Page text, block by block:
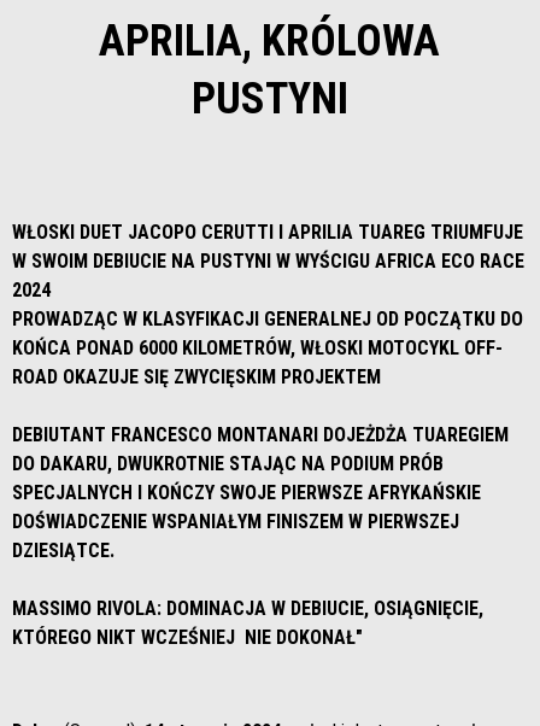
APRILIA, KRÓLOWA
PUSTYNI
WŁOSKI DUET JACOPO CERUTTI I APRILIA TUAREG TRIUMFUJE
W SWOIM DEBIUCIE NA PUSTYNI W WYŚCIGU AFRICA ECO RACE
2024
PROWADZĄC W KLASYFIKACJI GENERALNEJ OD POCZĄTKU DO
KOŃCA PONAD 6000 KILOMETRÓW, WŁOSKI MOTOCYKL OFF-
ROAD OKAZUJE SIĘ ZWYCIĘSKIM PROJEKTEM
DEBIUTANT FRANCESCO MONTANARI DOJEŻDŻA TUAREGIEM
DO DAKARU, DWUKROTNIE STAJĄC NA PODIUM PRÓB
SPECJALNYCH I KOŃCZY SWOJE PIERWSZE AFRYKAŃSKIE
DOŚWIADCZENIE WSPANIAŁYM FINISZEM W PIERWSZEJ
DZIESIĄTCE.
MASSIMO RIVOLA: DOMINACJA W DEBIUCIE, OSIĄGNIĘCIE,
KTÓREGO NIKT WCZEŚNIEJ NIE DOKONAŁ"